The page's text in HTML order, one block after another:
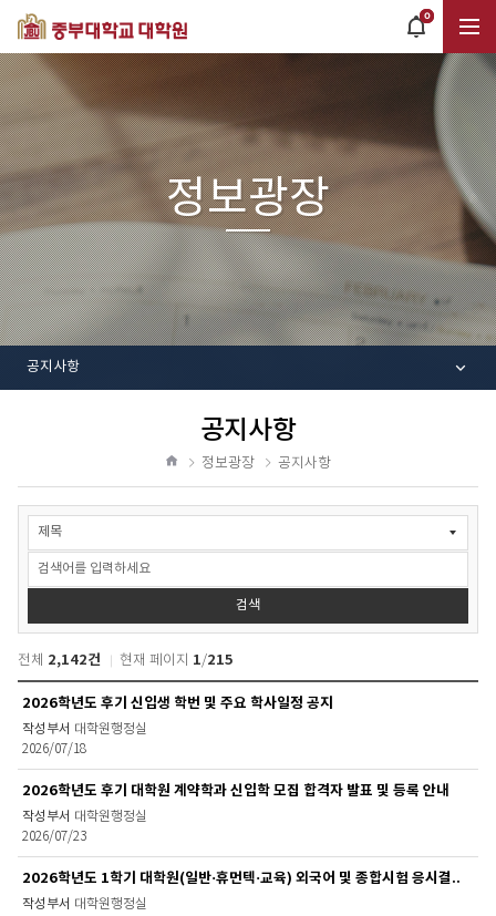
전
체
메
뉴
POPUPOPEN
0
정보광장
공지사항
공지사항
정보광장 공지사항
기
장
공
사
항
검
색
검색
전체 2,142건 현재 페이지 1/215
보
광
장
공
지
사
항
목
록
2026학년도 후기 신입생 학번 및 주요 학사일정 공지
대학원행정실
2026/07/18
2026학년도 후기 대학원 계약학과 신입학 모집 합격자 발표 및 등록 안내
대학원행정실
2026/07/23
2026학년도 1학기 대학원(일반·휴먼텍·교육) 외국어 및 종합시험 응시결..
대학원행정실